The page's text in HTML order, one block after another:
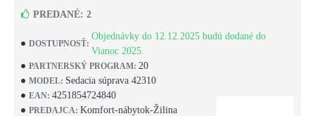
DOSTUPNOSŤ:
Objednávky do 12.12.2025 budú dodané do
Vianoc 2025.
PARTNERSKÝ PROGRAM: 20
MODEL: Sedacia súprava 42310
EAN: 4251854724840
PREDAJCA: Komfort-nábytok-Žilina
PREDANÉ: 2